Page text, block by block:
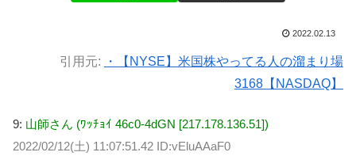
2022.02.13
引用元:
・【NYSE】米国株やってる人の溜まり場
3168【NASDAQ】
9: 山師さん (ﾜｯﾁｮｲ 46c0-4dGN [217.178.136.51])
2022/02/12(土) 11:07:51.42 ID:vEluAAaF0